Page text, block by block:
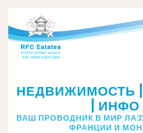
НЕДВИЖИМОСТЬ
| ИНФО
ВАШ ПРОВОДНИК В МИР
ФРАНЦИИ И